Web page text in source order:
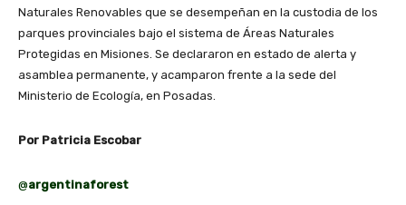
Naturales Renovables que se desempeñan en la custodia de los
parques provinciales bajo el sistema de Áreas Naturales
Protegidas en Misiones. Se declararon en estado de alerta y
asamblea permanente, y acamparon frente a la sede del
Ministerio de Ecología, en Posadas.
Por Patricia Escobar
@argentinaforest